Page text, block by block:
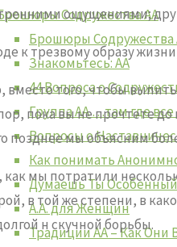
Содружества АА
Брошюры Содружества
Знакомьтесь: АА
44 Вопроса о
Группа АА …там где
Вопросы о
Как понимать
Думаешь Ты
А.А. для Женщин
Традиции АА – Как Они
ощущениями;
к трезвому образу
того, чтобы
пока вы не прочтете
позднее мы объясним
как мы потратили
в той же степени, в
н скучной борьбы.